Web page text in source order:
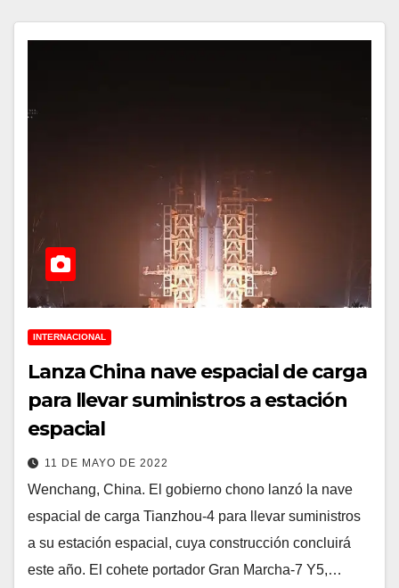
INTERNACIONAL
Lanza China nave espacial de carga
para llevar suministros a estación
espacial
11 DE MAYO DE 2022
Wenchang, China. El gobierno chono lanzó la nave
espacial de carga Tianzhou-4 para llevar suministros
a su estación espacial, cuya construcción concluirá
este año. El cohete portador Gran Marcha-7 Y5,…